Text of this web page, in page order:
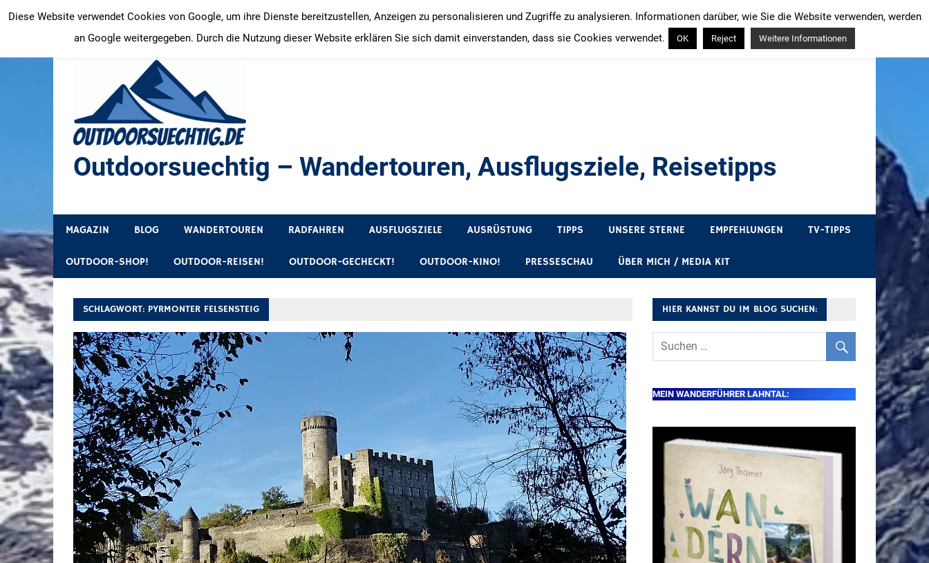
Inhalt
springen
Outdoorsuechtig – Wandertouren, Ausflugsziele, Reisetipps
MAGAZIN BLOG WANDERTOUREN RADFAHREN AUSFLUGSZIELE AUSRÜSTUNG TIPPS UNSERE STERNE EMPFEHLUNGEN TV-TIPPS
OUTDOOR-SHOP! OUTDOOR-REISEN! OUTDOOR-GECHECKT! OUTDOOR-KINO! PRESSESCHAU ÜBER MICH / MEDIA KIT
SCHLAGWORT: PYRMONTER FELSENSTEIG HIER KANNST DU IM BLOG SUCHEN:
MEIN WANDERFÜHRER LAHNTAL:
Diese Website verwendet Cookies von Google, um ihre Dienste bereitzustellen, Anzeigen zu personalisieren und Zugriffe zu analysieren. Informationen darüber, wie Sie die Website verwenden, werden
an Google weitergegeben. Durch die Nutzung dieser Website erklären Sie sich damit einverstanden, dass sie Cookies verwendet.
OK Reject Weitere Informationen